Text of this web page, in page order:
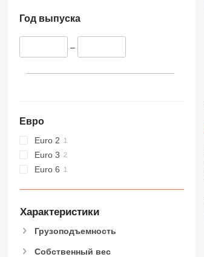
982
992
Год выпуска
–
Евро
Euro 2
Euro 3
Euro 6
Характеристики
Грузоподъемность
Собственный вес